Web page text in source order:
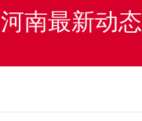
河南最新动态